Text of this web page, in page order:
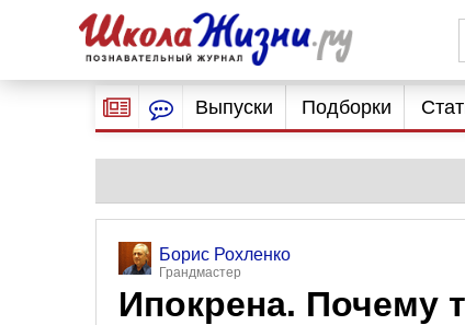
Выпуски Подборки
Борис Рохленко
Грандмастер
Ипокрена. Почему